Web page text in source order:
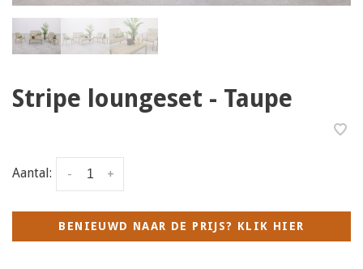
Stripe loungeset - Taupe
Aantal: +
-
BENIEUWD NAAR DE PRIJS? KLIK HIER